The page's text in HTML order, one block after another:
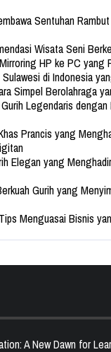
Sentuhan
Wisata Seni
HP ke PC yang
di Indonesia
Simpel Berolahraga
Legendaris dengan
Prancis yang
Elegan yang
Gurih yang
Menguasai Bisnis
A New Dawn for